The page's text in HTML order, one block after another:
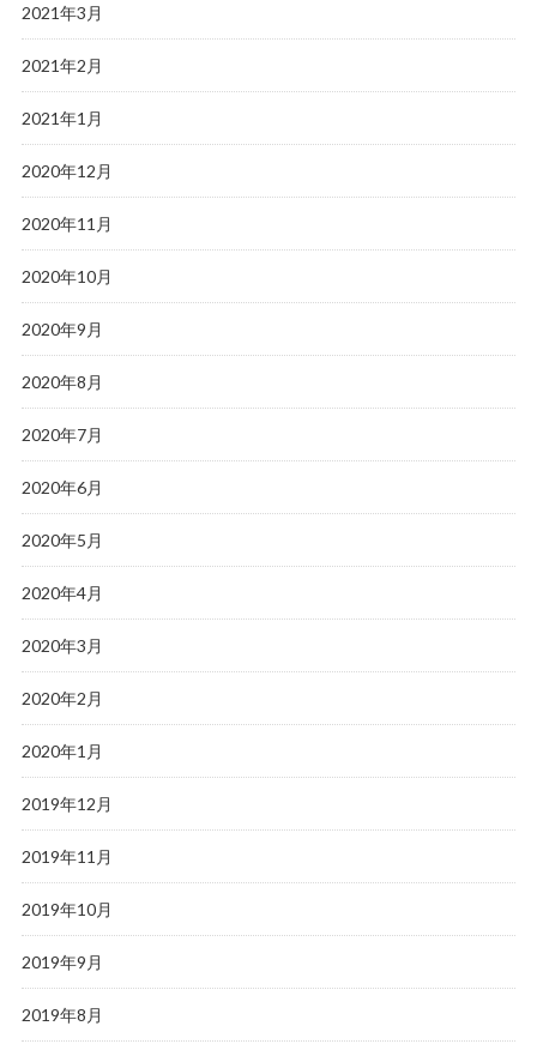
2021年3月
2021年2月
2021年1月
2020年12月
2020年11月
2020年10月
2020年9月
2020年8月
2020年7月
2020年6月
2020年5月
2020年4月
2020年3月
2020年2月
2020年1月
2019年12月
2019年11月
2019年10月
2019年9月
2019年8月